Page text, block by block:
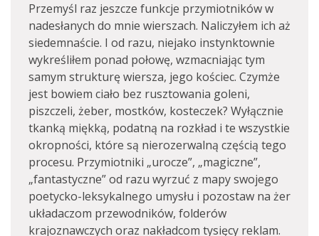
Przemyśl raz jeszcze funkcje przymiotników w
nadesłanych do mnie wierszach. Naliczyłem ich aż
siedemnaście. I od razu, niejako instynktownie
wykreśliłem ponad połowę, wzmacniając tym
samym strukturę wiersza, jego kościec. Czymże
jest bowiem ciało bez rusztowania goleni,
piszczeli, żeber, mostków, kosteczek? Wyłącznie
tkanką miękką, podatną na rozkład i te wszystkie
okropności, które są nierozerwalną częścią tego
procesu. Przymiotniki „urocze”, „magiczne”,
„fantastyczne” od razu wyrzuć z mapy swojego
poetycko-leksykalnego umysłu i pozostaw na żer
układaczom przewodników, folderów
krajoznawczych oraz nakładcom tysięcy reklam.